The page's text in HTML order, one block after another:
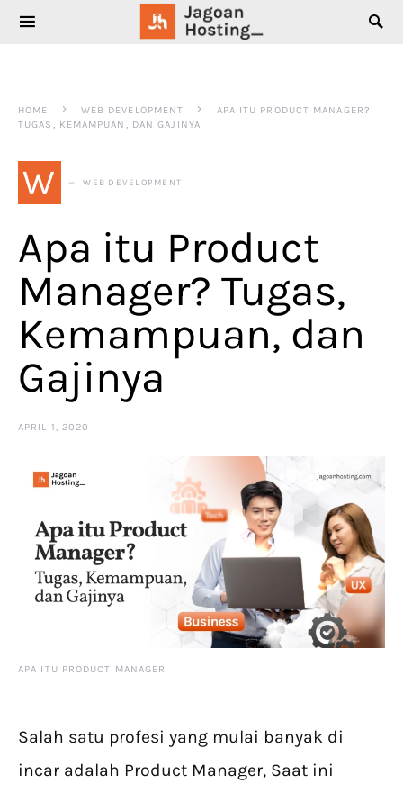
SEARCH FOR:
HOME WEB DEVELOPMENT
APA ITU PRODUCT MANAGER?
TUGAS, KEMAMPUAN, DAN GAJINYA
W WEB DEVELOPMENT
Apa itu Product
Manager? Tugas,
Kemampuan, dan
Gajinya
APRIL 1, 2020
APA ITU PRODUCT MANAGER
Salah satu profesi yang mulai banyak di
incar adalah Product Manager, Saat ini